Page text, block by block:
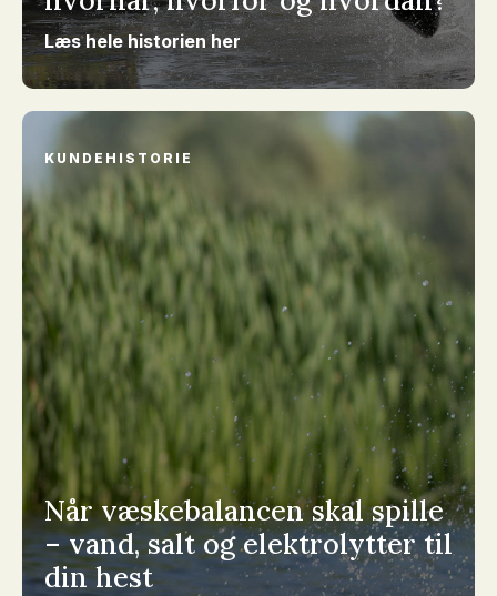
Læs hele historien her
KUNDEHISTORIE
Når væskebalancen skal spille
– vand, salt og elektrolytter til
din hest